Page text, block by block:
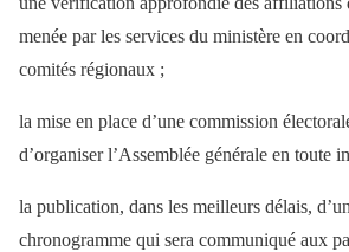
menée par les services du ministère en
comités régionaux ;
la mise en place d’une commission
d’organiser l’Assemblée générale en toute
la publication, dans les meilleurs délais,
chronogramme qui sera communiqué aux